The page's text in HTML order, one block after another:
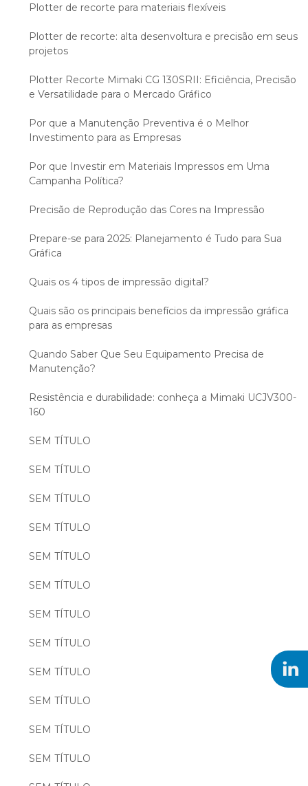
Plotter de recorte para materiais flexíveis
Plotter de recorte: alta desenvoltura e precisão em seus
projetos
Plotter Recorte Mimaki CG 130SRII: Eficiência, Precisão
e Versatilidade para o Mercado Gráfico
Por que a Manutenção Preventiva é o Melhor
Investimento para as Empresas
Por que Investir em Materiais Impressos em Uma
Campanha Política?
Precisão de Reprodução das Cores na Impressão
Prepare-se para 2025: Planejamento é Tudo para Sua
Gráfica
Quais os 4 tipos de impressão digital?
Quais são os principais benefícios da impressão gráfica
para as empresas
Quando Saber Que Seu Equipamento Precisa de
Manutenção?
Resistência e durabilidade: conheça a Mimaki UCJV300-
160
SEM TÍTULO
SEM TÍTULO
SEM TÍTULO
SEM TÍTULO
SEM TÍTULO
SEM TÍTULO
SEM TÍTULO
SEM TÍTULO
SEM TÍTULO
SEM TÍTULO
SEM TÍTULO
SEM TÍTULO